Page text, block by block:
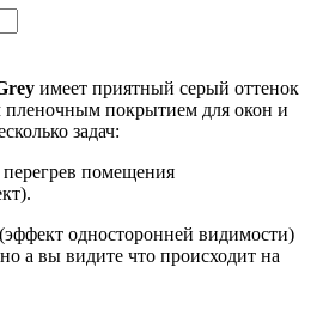
имеет приятный серый оттенок
пленочным покрытием для окон и
задач:
помещения
односторонней видимости)
а вы видите что происходит на